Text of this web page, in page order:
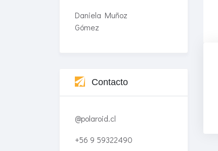
Daniela Muñoz
Gómez
Contacto
@polaroid.cl
+56 9 59322490